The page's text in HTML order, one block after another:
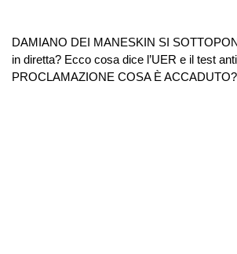
DAMIANO DEI MANESKIN SI
in diretta? Ecco cosa dice l’UER e il test
PROCLAMAZIONE COSA È